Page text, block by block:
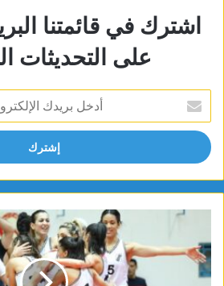
اشترك في قائمتنا
على التحديثات
بريدك
الإلكتروني